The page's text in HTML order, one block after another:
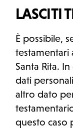
LASCITI
È possibile,
testamentari
Santa Rita.
dati
altro dato
questo caso